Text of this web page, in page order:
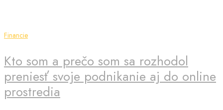
Financie
Kto som a prečo som sa rozhodol
preniesť svoje podnikanie aj do online
prostredia